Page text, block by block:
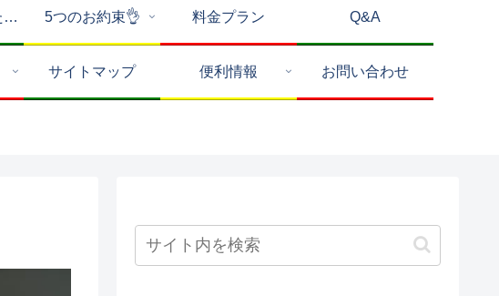
教習を受けられたお客様 5つのお約束👌 料金プラン Q&A
サイトマップ 便利情報 お問い合わせ